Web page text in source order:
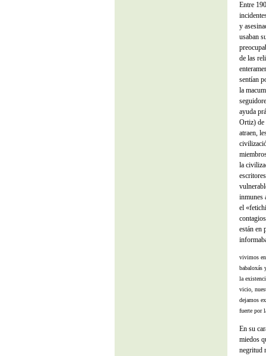
Entre
y
usaban
de las
sentían
la
ayuda
Ortiz) de
atraen,
la
inmunes
el
están en
vivimos en
babaloxás
la
vicio,
dejamos
fuerte por
En su
miedos
negritud